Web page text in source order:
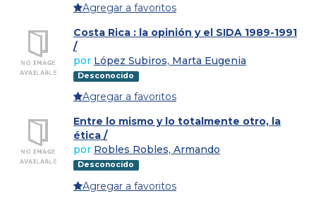
Agregar a favoritos
Costa Rica : la opinión y el SIDA 1989-1991
/
por López Subiros, Marta Eugenia
Desconocido
Agregar a favoritos
Entre lo mismo y lo totalmente otro, la
ética /
por Robles Robles, Armando
Desconocido
Agregar a favoritos